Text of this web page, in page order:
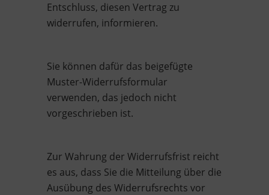
Entschluss, diesen Vertrag zu
widerrufen, informieren.
Sie können dafür das beigefügte
Muster-Widerrufsformular
verwenden, das jedoch nicht
vorgeschrieben ist.
Zur Wahrung der Widerrufsfrist reicht
es aus, dass Sie die Mitteilung über die
Ausübung des Widerrufsrechts vor